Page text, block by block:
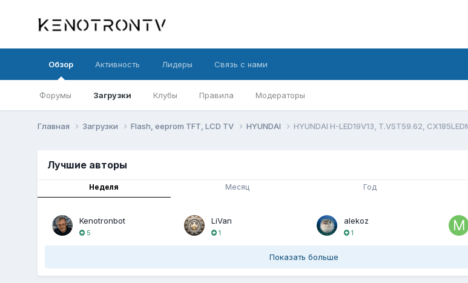
Обзор
Форумы Загрузки Клубы Правила Модераторы
Активность Лидеры Связь с нами
Главная Загрузки Flash, eeprom TFT, LCD TV HYUNDAI HYUNDAI H-LED19V13, T.VST59.62,
Лучшие авторы
Неделя Месяц Год
Kenotronbot
5
LiVan
1
alekoz
1
Показать больше